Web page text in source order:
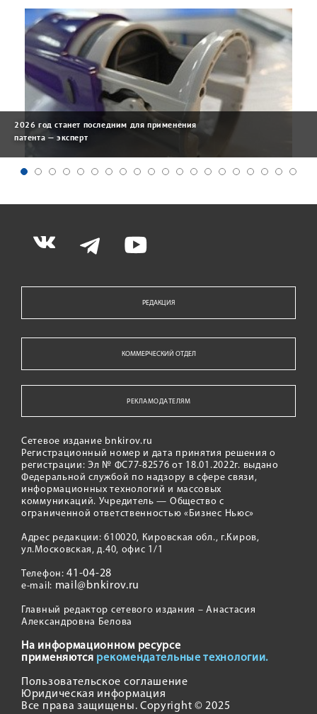
2026 год станет последним для применения
патента — эксперт
РЕДАКЦИЯ
КОММЕРЧЕСКИЙ ОТДЕЛ
РЕКЛАМОДАТЕЛЯМ
Сетевое издание bnkirov.ru
Регистрационный номер и дата принятия решения о
регистрации: Эл № ФС77-82576 от 18.01.2022г. выдано
Федеральной службой по надзору в сфере связи,
информационных технологий и массовых
коммуникаций. Учредитель — Общество с
ограниченной ответственностью «Бизнес Ньюс»
Адрес редакции: 610020, Кировская обл., г.Киров,
ул.Московская, д.40, офис 1/1
Телефон:41-04-28
e-mail: mail@bnkirov.ru
Главный редактор сетевого издания – Анастасия
Александровна Белова
На информационном ресурсе
применяются рекомендательные технологии.
Пользовательское соглашение
Юридическая информация
Все права защищены. Copyright © 2025